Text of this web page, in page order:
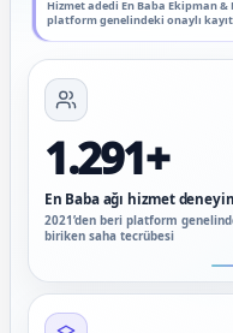
Hizmet adedi En Baba Ekipman
platform genelindeki onaylı
1.291+
En Baba ağı hizmet
2021’den beri platform
biriken saha tecrübesi